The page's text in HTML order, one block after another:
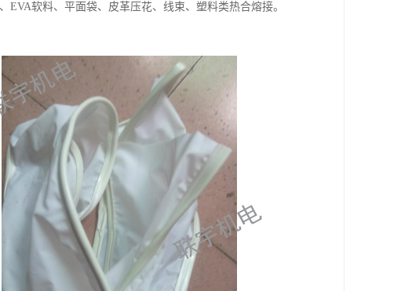
软料、平面袋、皮革压花、线束、塑料类热合熔接。